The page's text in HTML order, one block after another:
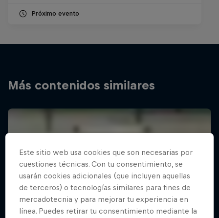
Próximo evento
Más contenidos similares
Este sitio web usa cookies que son necesarias por
cuestiones técnicas. Con tu consentimiento, se
usarán cookies adicionales (que incluyen aquellas
de terceros) o tecnologías similares para fines de
mercadotecnia y para mejorar tu experiencia en
línea. Puedes retirar tu consentimiento mediante la